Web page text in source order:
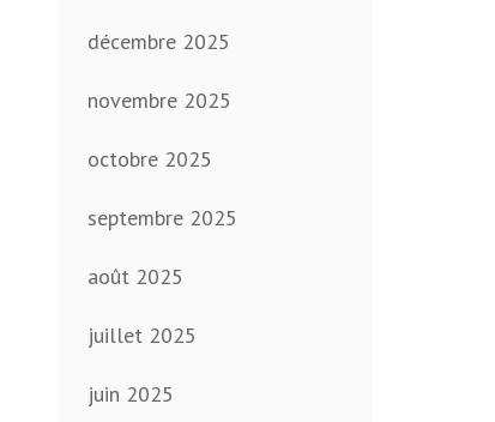
décembre 2025
novembre 2025
octobre 2025
septembre 2025
août 2025
juillet 2025
juin 2025